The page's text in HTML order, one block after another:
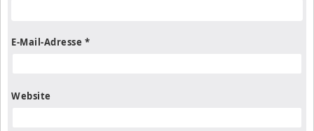
E-Mail-Adresse *
Website